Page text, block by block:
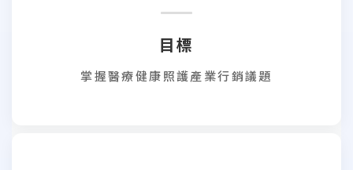
目標
掌握醫療健康照護產業行銷議題